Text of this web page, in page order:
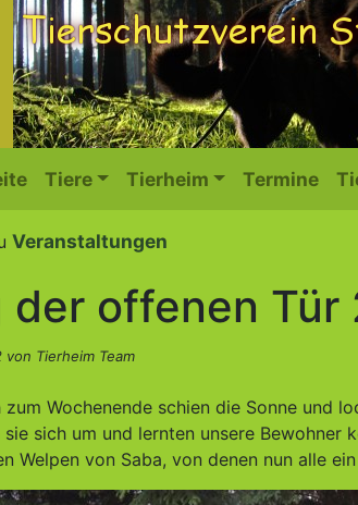
Tiere Tierheim Termine
Veranstaltungen
der offenen Tür
von Tierheim Team
zum Wochenende schien die Sonne und
sie sich um und lernten unsere Bewohner
Welpen von Saba, von denen nun alle